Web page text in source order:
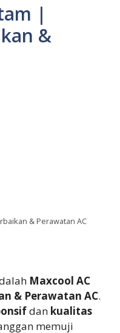
|
&
& Perawatan AC
Maxcool AC
& Perawatan AC.
dan kualitas
memuji